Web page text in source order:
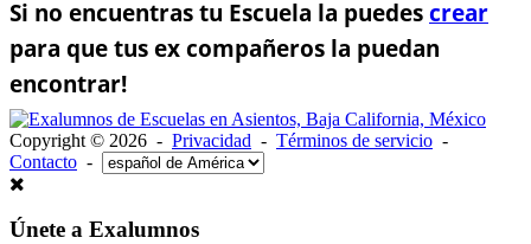
Si no encuentras tu Escuela la puedescrear
para que tus ex compañeros la puedan
encontrar!
Copyright © 2026 - Privacidad - Términos de servicio -
Contacto -
Únete a Exalumnos